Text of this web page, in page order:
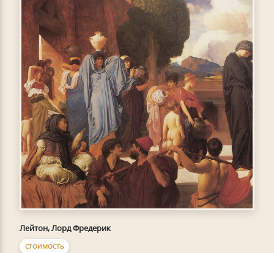
Лейтон, Лорд Фредерик
СТОИМОСТЬ